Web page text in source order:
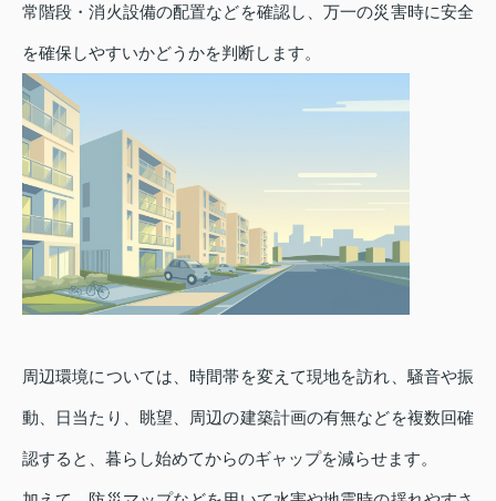
常階段・消火設備の配置などを確認し、万一の災害時に安全
を確保しやすいかどうかを判断します。
周辺環境については、時間帯を変えて現地を訪れ、騒音や振
動、日当たり、眺望、周辺の建築計画の有無などを複数回確
認すると、暮らし始めてからのギャップを減らせます。